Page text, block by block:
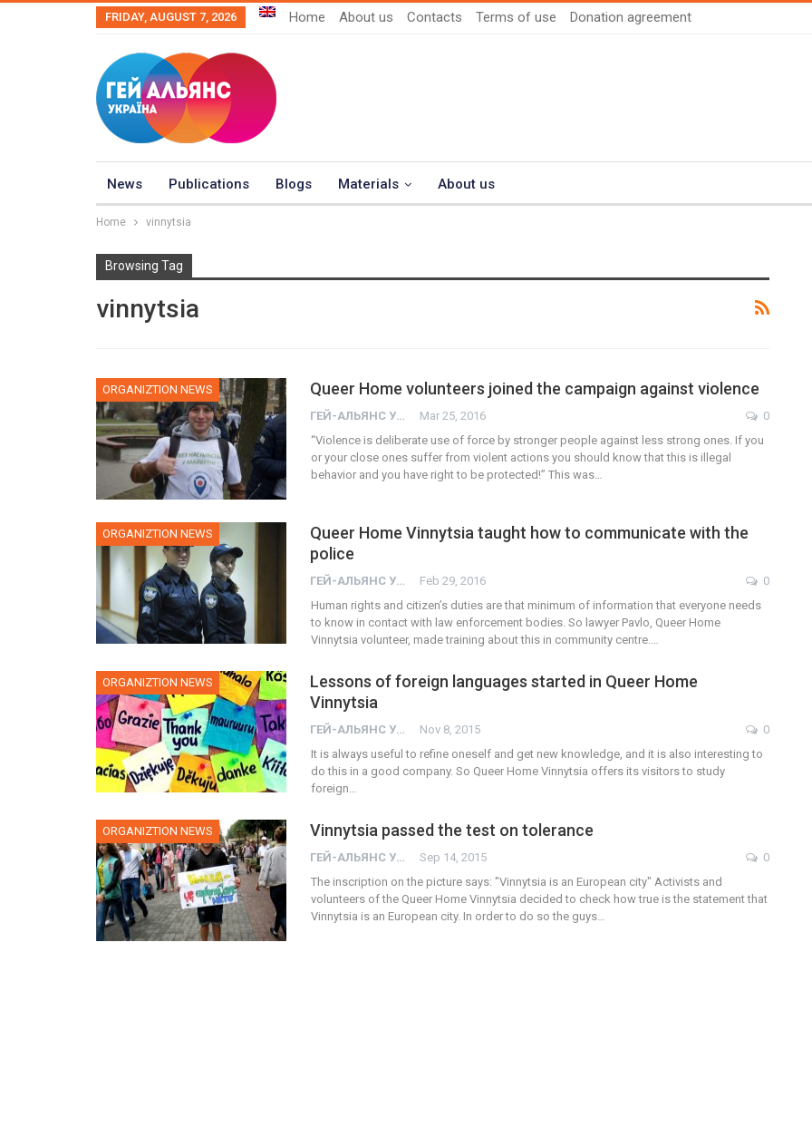
FRIDAY, AUGUST 7, 2026 Home About us Contacts Terms of use Donation agreement
News Publications Blogs Materials About us
Home vinnytsia
Browsing Tag
vinnytsia
ORGANIZTION NEWS Queer Home volunteers joined the campaign against violence
ГЕЙ-АЛЬЯНС УКРАИНА Mar 25, 2016
0
“Violence is deliberate use of force by stronger people against less strong ones. If you
or your close ones suffer from violent actions you should know that this is illegal
behavior and you have right to be protected!” This was…
ORGANIZTION NEWS
Queer Home Vinnytsia taught how to communicate with the
police
ГЕЙ-АЛЬЯНС УКРАИНА Feb 29, 2016
0
Human rights and citizen’s duties are that minimum of information that everyone needs
to know in contact with law enforcement bodies. So lawyer Pavlo, Queer Home
Vinnytsia volunteer, made training about this in community centre.…
ORGANIZTION NEWS
Lessons of foreign languages started in Queer Home
Vinnytsia
ГЕЙ-АЛЬЯНС УКРАИНА Nov 8, 2015
0
It is always useful to refine oneself and get new knowledge, and it is also interesting to
do this in a good company. So Queer Home Vinnytsia offers its visitors to study
foreign…
ORGANIZTION NEWS Vinnytsia passed the test on tolerance
ГЕЙ-АЛЬЯНС УКРАИНА Sep 14, 2015
0
The inscription on the picture says: "Vinnytsia is an European city" Activists and
volunteers of the Queer Home Vinnytsia decided to check how true is the statement that
Vinnytsia is an European city. In order to do so the guys…